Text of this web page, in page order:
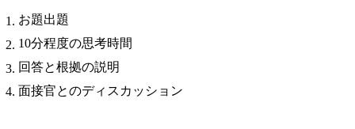
お題出題
10分程度の思考時間
回答と根拠の説明
面接官とのディスカッション